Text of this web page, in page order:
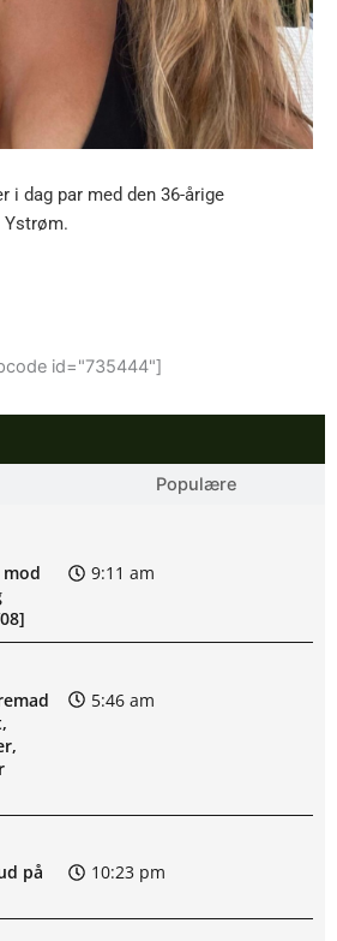
i dag par med den 36-årige
id="735444"]
Populære
mod
9:11 am
5:46 am
på
10:23 pm